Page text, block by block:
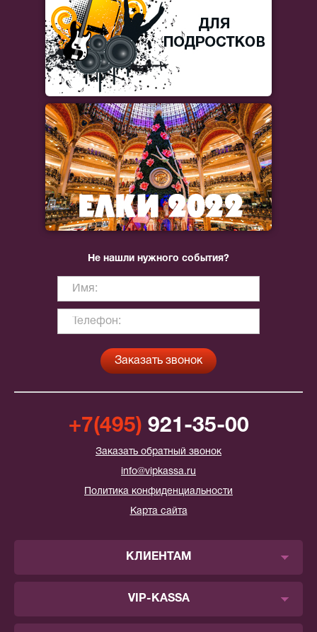
Не нашли нужного события?
+7(495) 921-35-00
Заказать обратный звонок
info@vipkassa.ru
Политика конфиденциальности
Карта сайта
КЛИЕНТАМ
VIP-KASSA